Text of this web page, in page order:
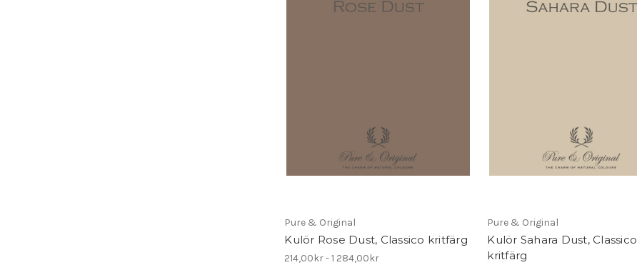
Pure & Original
Kulör Rose Dust, Classico kritfärg
214,00kr - 1 284,00kr
Pure & Original
Kulör Sahara Dust, Classico
kritfärg